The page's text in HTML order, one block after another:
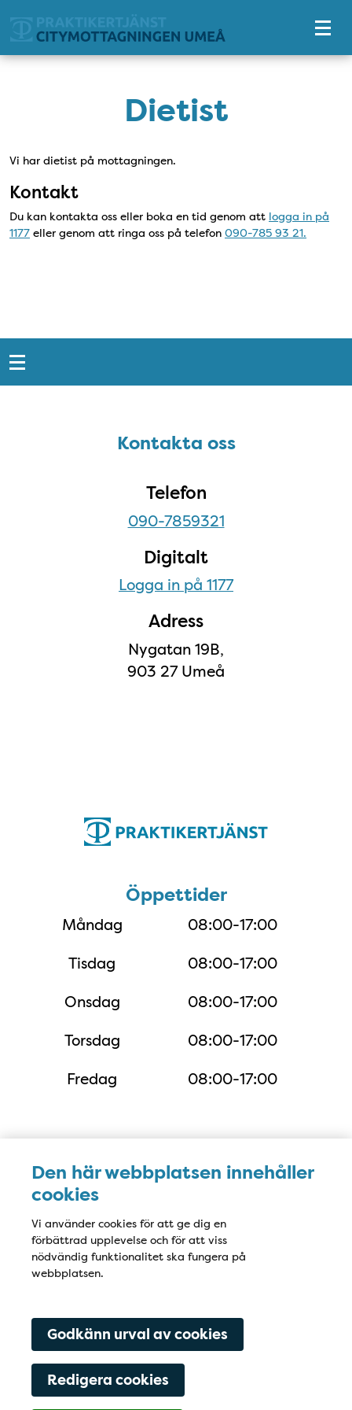
Den här webbplatsen innehåller
cookies
Vi använder cookies för att ge dig en
förbättrad upplevelse och för att viss
nödvändig funktionalitet ska fungera på
webbplatsen.
Godkänn urval av cookies
Redigera cookies
Dietist
Vi har dietist på mottagningen.
Kontakt
Du kan kontakta oss eller boka en tid genom att logga in på
1177 eller genom att ringa oss på telefon 090-785 93 21.
Snabblänkar
Kontakta ossKontakta oss
Telefon
090-7859321
Digitalt
Logga in på 1177
Adress
Nygatan 19B,
903 27 Umeå
Öppettider
Måndag
08:00-17:00
Tisdag
08:00-17:00
Onsdag
08:00-17:00
Torsdag
08:00-17:00
Fredag
08:00-17:00
Karta